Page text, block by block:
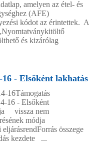
amelyen az étel- és
(AFE)
kódot az érintettek. A
és kizárólag
- Elsőként lakhatás
16Támogatás
16 - Elsőként
vissza nem
módja
összege
kezdete ...